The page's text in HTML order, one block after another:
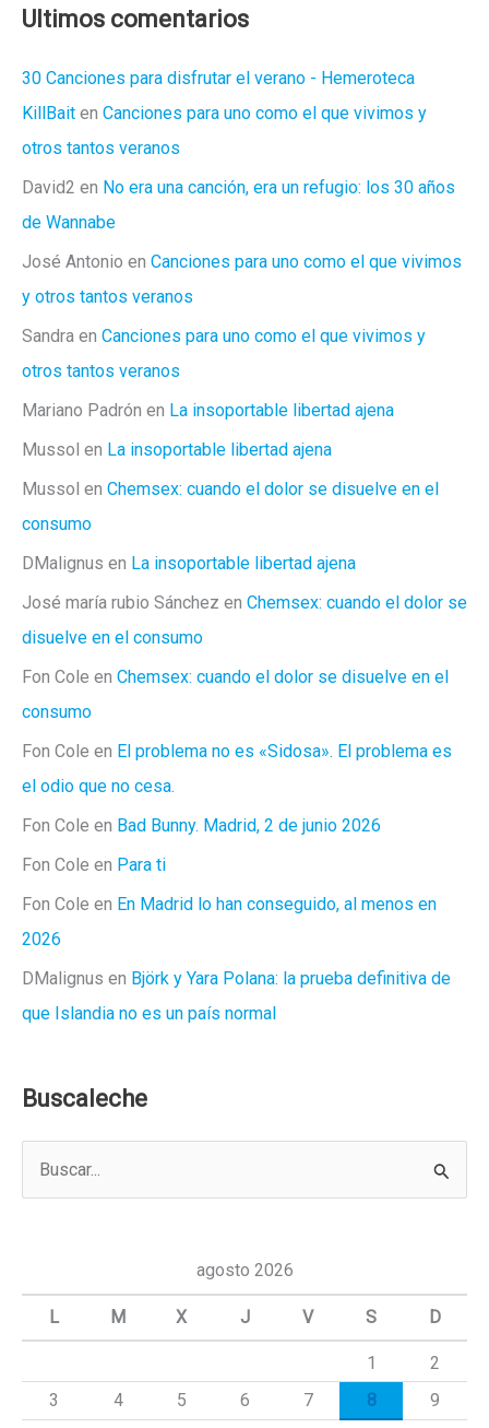
para
Cadáver
Ultimos comentarios
30 Canciones para disfrutar el verano - Hemeroteca
KillBait en Canciones para uno como el que vivimos y
otros tantos veranos
David2 en No era una canción, era un refugio: los 30 años
de Wannabe
José Antonio en Canciones para uno como el que vivimos
y otros tantos veranos
Sandra en Canciones para uno como el que vivimos y
otros tantos veranos
Mariano Padrón en La insoportable libertad ajena
Mussol en La insoportable libertad ajena
Mussol en Chemsex: cuando el dolor se disuelve en el
consumo
DMalignus en La insoportable libertad ajena
José maría rubio Sánchez en Chemsex: cuando el dolor se
disuelve en el consumo
Fon Cole en Chemsex: cuando el dolor se disuelve en el
consumo
Fon Cole en El problema no es «Sidosa». El problema es
el odio que no cesa.
Fon Cole en Bad Bunny. Madrid, 2 de junio 2026
Fon Cole en Para ti
Fon Cole en En Madrid lo han conseguido, al menos en
2026
DMalignus en Björk y Yara Polana: la prueba definitiva de
que Islandia no es un país normal
Buscaleche
a
agosto 2026
L M X J V S D
1
2
3
4 5 6 7 8 9